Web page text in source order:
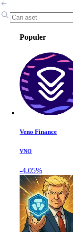
Populer
Veno Finance
VNO
-4.05%